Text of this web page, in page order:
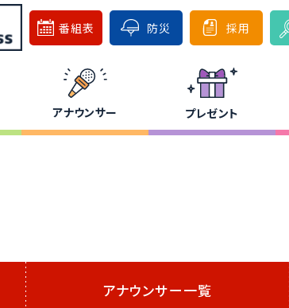
番組表 防災 採用
アナウンサー プレゼント
アナウンサー一覧